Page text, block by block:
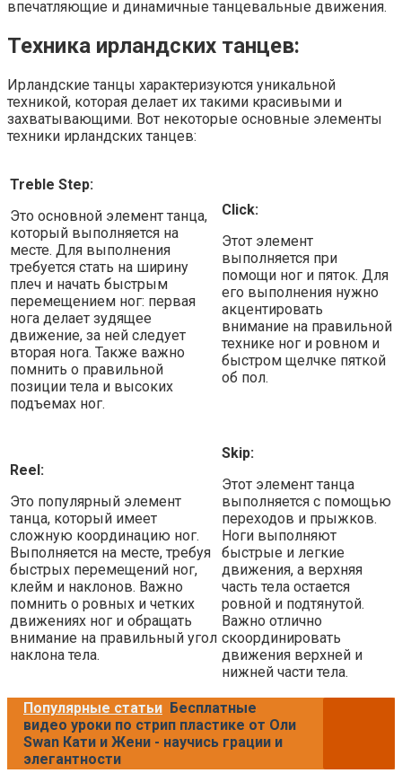
впечатляющие и динамичные танцевальные движения.
Техника ирландских танцев:
Ирландские танцы характеризуются уникальной
техникой, которая делает их такими красивыми и
захватывающими. Вот некоторые основные элементы
техники ирландских танцев:
Treble Step:
Это основной элемент танца,
который выполняется на
месте. Для выполнения
требуется стать на ширину
плеч и начать быстрым
перемещением ног: первая
нога делает зудящее
движение, за ней следует
вторая нога. Также важно
помнить о правильной
позиции тела и высоких
подъемах ног.
Click:
Этот элемент
выполняется при
помощи ног и пяток. Для
его выполнения нужно
акцентировать
внимание на правильной
технике ног и ровном и
быстром щелчке пяткой
об пол.
Reel:
Это популярный элемент
танца, который имеет
сложную координацию ног.
Выполняется на месте, требуя
быстрых перемещений ног,
клейм и наклонов. Важно
помнить о ровных и четких
движениях ног и обращать
внимание на правильный угол
наклона тела.
Skip:
Этот элемент танца
выполняется с помощью
переходов и прыжков.
Ноги выполняют
быстрые и легкие
движения, а верхняя
часть тела остается
ровной и подтянутой.
Важно отлично
скоординировать
движения верхней и
нижней части тела.
Популярные статьи Бесплатные
видео уроки по стрип пластике от Оли
Swan Кати и Жени - научись грации и
элегантности